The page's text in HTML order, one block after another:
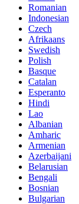
Romanian
Indonesian
Czech
Afrikaans
Swedish
Polish
Basque
Catalan
Esperanto
Hindi
Lao
Albanian
Amharic
Armenian
Azerbaijani
Belarusian
Bengali
Bosnian
Bulgarian